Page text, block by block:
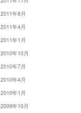
2011年8月
2011年4月
2011年1月
2010年10月
2010年7月
2010年4月
2010年1月
2009年10月